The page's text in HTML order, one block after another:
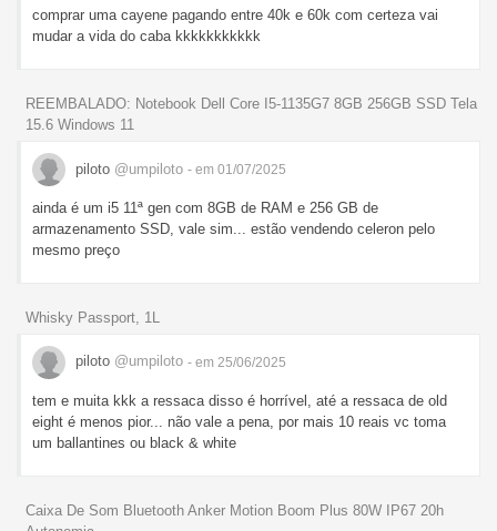
comprar uma cayene pagando entre 40k e 60k com certeza vai
mudar a vida do caba kkkkkkkkkkk
REEMBALADO: Notebook Dell Core I5-1135G7 8GB 256GB SSD Tela
15.6 Windows 11
piloto @umpiloto - em 01/07/2025
ainda é um i5 11ª gen com 8GB de RAM e 256 GB de
armazenamento SSD, vale sim... estão vendendo celeron pelo
mesmo preço
Whisky Passport, 1L
piloto @umpiloto - em 25/06/2025
tem e muita kkk a ressaca disso é horrível, até a ressaca de old
eight é menos pior... não vale a pena, por mais 10 reais vc toma
um ballantines ou black & white
Caixa De Som Bluetooth Anker Motion Boom Plus 80W IP67 20h